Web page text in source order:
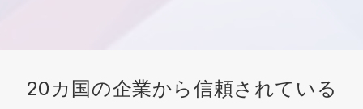
20カ国の企業から信頼されている